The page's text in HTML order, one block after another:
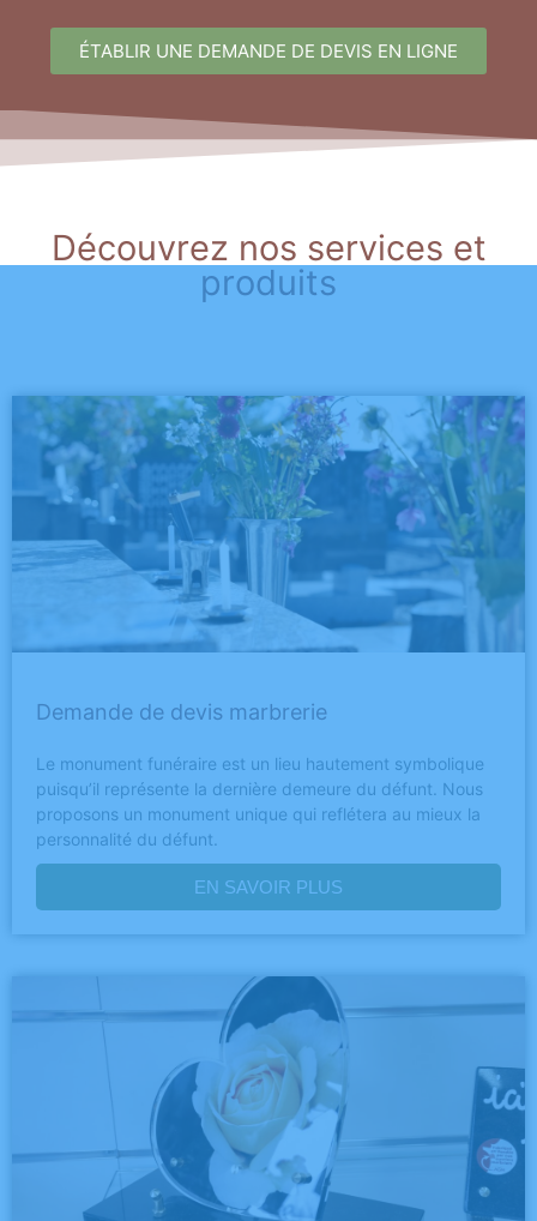
ÉTABLIR UNE DEMANDE DE DEVIS EN LIGNE
Découvrez nos services et
produits
Demande de devis marbrerie
Le monument funéraire est un lieu hautement symbolique
puisqu’il représente la dernière demeure du défunt. Nous
proposons un monument unique qui reflétera au mieux la
personnalité du défunt.
EN SAVOIR PLUS